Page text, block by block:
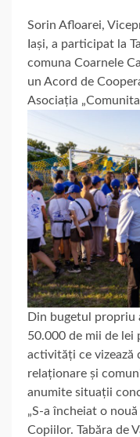
Sorin Afloarei,
Iași, a participat la
comuna Coarnele
un Acord de
Asociația
Din bugetul propriu
50.000 de mii de lei
activități ce vizează
relaționare și
anumite situații
„S-a încheiat o
Copiilor. Tabăra de